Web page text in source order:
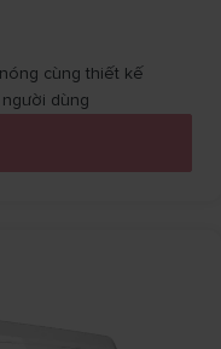
cùng thiết kế
dùng